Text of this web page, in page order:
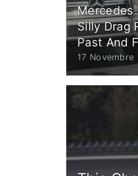
Mercedes
Silly Drag
Past And
17 Novembre